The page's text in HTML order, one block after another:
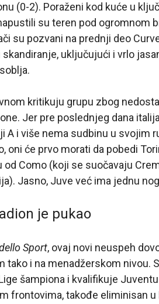
(0-2). Poraženi kod kuće u
su teren pod ogromnom
su pozvani na prednji deo
uključujući i vrlo
kritikuju grupu zbog
Jer pre poslednjeg dana
A i više nema sudbinu u svojim
oni će prvo morati da pobedi
od Como (koji se suočavaju
Jasno, Juve već ima jednu
je pukao
Sport, ovaj novi neuspeh
tako i na menadžerskom nivou.
šampiona i kvalifikuje
frontovima, takođe eliminisan u